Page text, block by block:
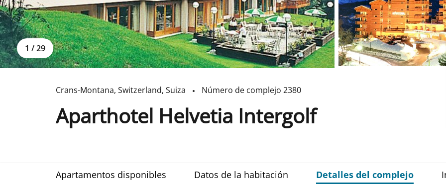
1 / 29
Crans-Montana, Switzerland, Suiza Número de complejo 2380
Aparthotel Helvetia Intergolf
Apartamentos disponibles Datos de la habitación Detalles del complejo